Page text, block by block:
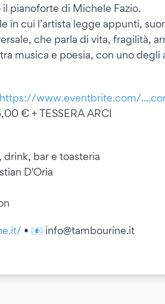
pianoforte di Michele Fazio.
in cui l’artista legge appunti,
che parla di vita, fragilità,
musica e poesia, con uno degli
https://www.eventbrite.com/
€ + TESSERA ARCI
bar e toasteria
D'Oria
• 📧 info@tambourine.it